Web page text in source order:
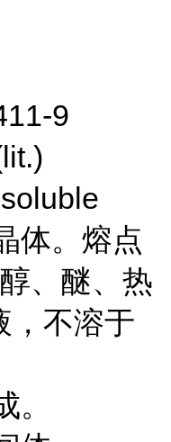
9
体。熔点
、醚、热
，不溶于